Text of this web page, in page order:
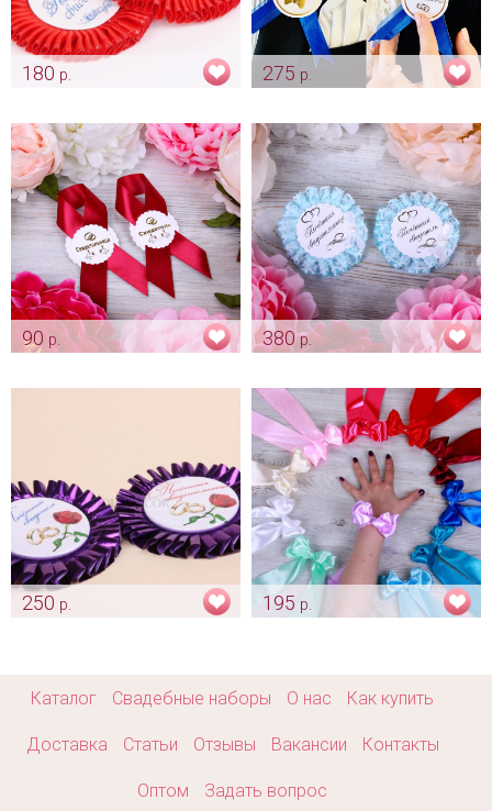
180 р.
275 р.
Арт: shtu_0079
90 р.
380р.
голубой
Арт: shtu_0091
250 р.
195 р.
Каталог Свадебные наборы О нас Как купить
Доставка Статьи Отзывы Вакансии Контакты
Оптом Задать вопрос